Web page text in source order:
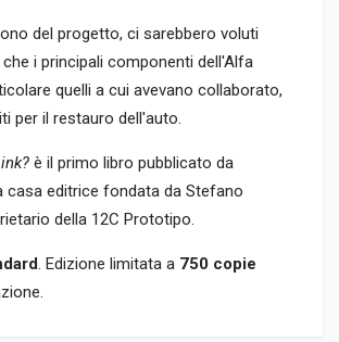
del progetto, ci sarebbero voluti
i principali componenti dell'Alfa
quelli a cui avevano collaborato,
per il restauro dell'auto.
è il primo libro pubblicato da
casa editrice fondata da Stefano
della 12C Prototipo.
. Edizione limitata a 750 copie